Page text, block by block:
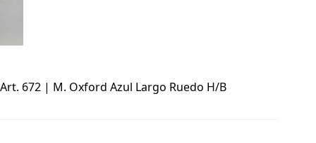
Art. 672 | M. Oxford Azul Largo Ruedo H/B